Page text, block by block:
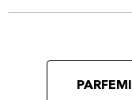
PARFEMI